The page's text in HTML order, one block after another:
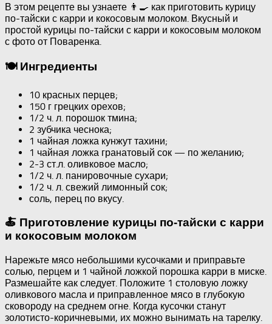
В этом рецепте вы узнаете 👨‍🍳 как приготовить курицу
по-тайски с карри и кокосовым молоком. Вкусный и
простой курицы по-тайски с карри и кокосовым молоком
с фото от Поваренка.
🍽 Ингредиенты
10 красных перцев;
150 г грецких орехов;
1/2 ч. л. порошок тмина;
2 зубчика чеснока;
1 чайная ложка кунжут тахини;
1 чайная ложка гранатовый сок — по желанию;
2-3 ст.л. оливковое масло;
1/2 ч. л. панировочные сухари;
1/2 ч. л. свежий лимонный сок;
соль, перец по вкусу.
🍝 Приготовление курицы по-тайски с карри
и кокосовым молоком
Нарежьте мясо небольшими кусочками и приправьте
солью, перцем и 1 чайной ложкой порошка карри в миске.
Размешайте как следует. Положите 1 столовую ложку
оливкового масла и приправленное мясо в глубокую
сковороду на среднем огне. Когда кусочки станут
золотисто-коричневыми, их можно вынимать на тарелку.